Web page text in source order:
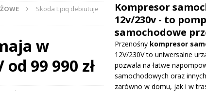
2: Tom Cruise wraca za kierownicę NASCAR
WIADOMOŚCI
dużą aktualizację na GP Węgier i testuje skrzydło Macarena
IndyCar w Nashville i ucieka w mistrzostwach
WIADOMOŚCI
Skoda Epiq debiutuje
w
99 990 zł
Kompresor
12v/230v - to
samochodowe
Przenośny kompresor
12V/230V to uniwersalne
pozwala na łatwe
samochodowych oraz
zarówno w domu, jak i w